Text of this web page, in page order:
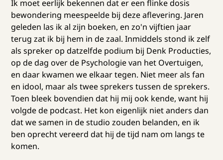
Ik moet eerlijk bekennen dat er een flinke dosis
bewondering meespeelde bij deze aflevering. Jaren
geleden las ik al zijn boeken, en zo'n vijftien jaar
terug zat ik bij hem in de zaal. Inmiddels stond ik zelf
als spreker op datzelfde podium bij Denk Producties,
op de dag over de Psychologie van het Overtuigen,
en daar kwamen we elkaar tegen. Niet meer als fan
en idool, maar als twee sprekers tussen de sprekers.
Toen bleek bovendien dat hij mij ook kende, want hij
volgde de podcast. Het kon eigenlijk niet anders dan
dat we samen in de studio zouden belanden, en ik
ben oprecht vereerd dat hij de tijd nam om langs te
komen.